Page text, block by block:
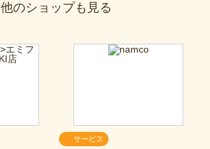
他のショップも見る
サービス